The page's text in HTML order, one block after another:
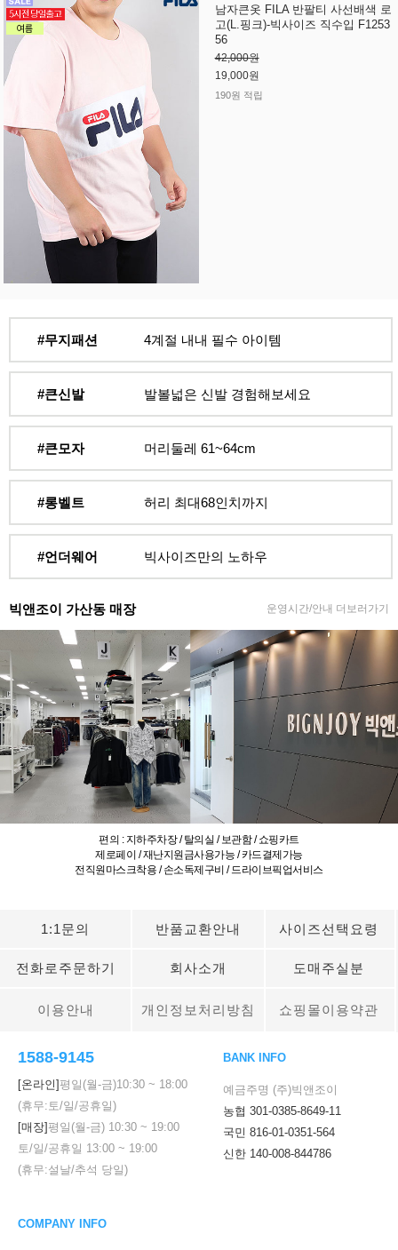
남자큰옷 FILA 반팔티 사선배색 로
고(L.핑크)-빅사이즈 직수입 F1253
56
42,000원
19,000원
190원 적립
#무지패션 4계절 내내 필수 아이템
#큰신발 발볼넓은 신발 경험해보세요
#큰모자 머리둘레 61~64cm
#롱벨트 허리 최대68인치까지
#언더웨어 빅사이즈만의 노하우
빅앤조이 가산동 매장 운영시간/안내 더보러가기
편의 : 지하주차장 / 탈의실 / 보관함 / 쇼핑카트
제로페이 / 재난지원금사용가능 / 카드결제가능
전직원마스크착용 / 손소독제구비 / 드라이브픽업서비스
1:1문의 반품교환안내 사이즈선택요령
전화로주문하기 회사소개 도매주실분
이용안내 개인정보처리방침 쇼핑몰이용약관
1588-9145
[온라인]평일(월-금)10:30 ~ 18:00
(휴무:토/일/공휴일)
[매장]평일(월-금) 10:30 ~ 19:00
토/일/공휴일 13:00 ~ 19:00
(휴무:설날/추석 당일)
BANK INFO
예금주명 (주)빅앤조이
농협 301-0385-8649-11
국민 816-01-0351-564
신한 140-008-844786
COMPANY INFO